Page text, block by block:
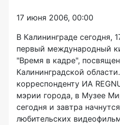
17 июня 2006, 00:00
В Калининграде сегодня,
первый международный
"Время в кадре",
Калининградской
корреспонденту ИА
мэрии города, в Музее
сегодня и завтра
любительских